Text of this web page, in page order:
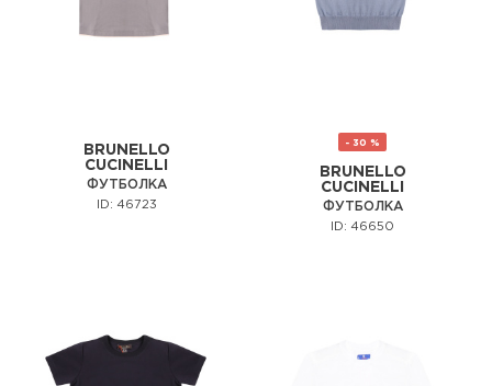
BRUNELLO
CUCINELLI
ФУТБОЛКА
ID: 46723
- 30 %
BRUNELLO
CUCINELLI
ФУТБОЛКА
ID: 46650